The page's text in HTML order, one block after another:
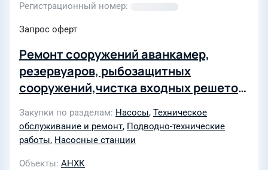
Регистрационный номер
Запрос оферт
Ремонт сооружений аванкамер,
резервуаров, рыбозащитных
сооружений,чистка входных решеток,
заглушек (водолазныеработы) на
объектах УООСВиВ АО «АНХК»
Закупки по разделам Насосы, Техническое
обслуживание и ремонт, Подводно-технические
работы, Насосные станции
Объекты АНХК